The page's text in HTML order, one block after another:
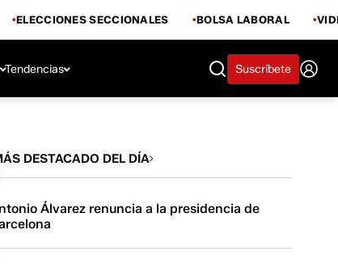
ELECCIONES SECCIONALES BOLSA LABORAL
Tendencias Suscríbete
DESTACADO DEL DÍA
Álvarez renuncia a la presidencia de